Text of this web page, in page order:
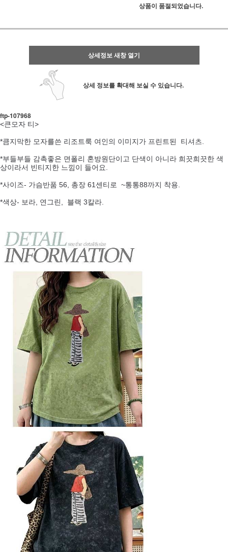
상품이 품절되었습니다.
상세정보 새창 열기
상세 정보를 확대해 보실 수 있습니다.
ftp- 107968
<큰모자 티>
*큼지막한 모자를쓴 리조트룩 여인의 이미지가 프린트된 티셔츠.
*부들부들 감촉좋은 면폴리 혼방원단이고 단색이 아니라 희끗희끗한 색
상이라서 빈티지한 느낌이 들어요.
*사이즈- 가슴반품 56, 총장 61센티로 ~통통88까지 착용.
*색상- 보라, 연그린, 블랙 3칼라.